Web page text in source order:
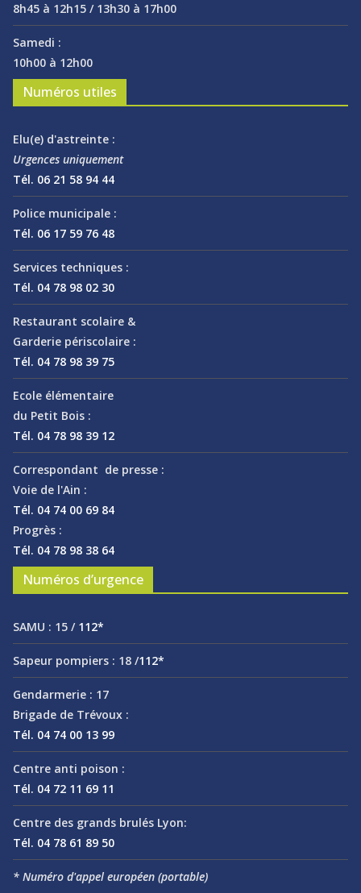
8h45 à 12h15 / 13h30 à 17h00
Samedi :
10h00 à 12h00
Numéros utiles
Elu(e) d'astreinte :
Urgences uniquement
Tél. 06 21 58 94 44
Police municipale :
Tél. 06 17 59 76 48
Services techniques :
Tél. 04 78 98 02 30
Restaurant scolaire &
Garderie périscolaire :
Tél. 04 78 98 39 75
Ecole élémentaire
du Petit Bois :
Tél. 04 78 98 39 12
Correspondant de presse :
Voie de l'Ain :
Tél. 04 74 00 69 84
Progrès :
Tél. 04 78 98 38 64
Numéros d’urgence
SAMU : 15 / 112*
Sapeur pompiers : 18 /112*
Gendarmerie : 17
Brigade de Trévoux :
Tél. 04 74 00 13 99
Centre anti poison :
Tél. 04 72 11 69 11
Centre des grands brulés Lyon:
Tél. 04 78 61 89 50
* Numéro d'appel européen (portable)